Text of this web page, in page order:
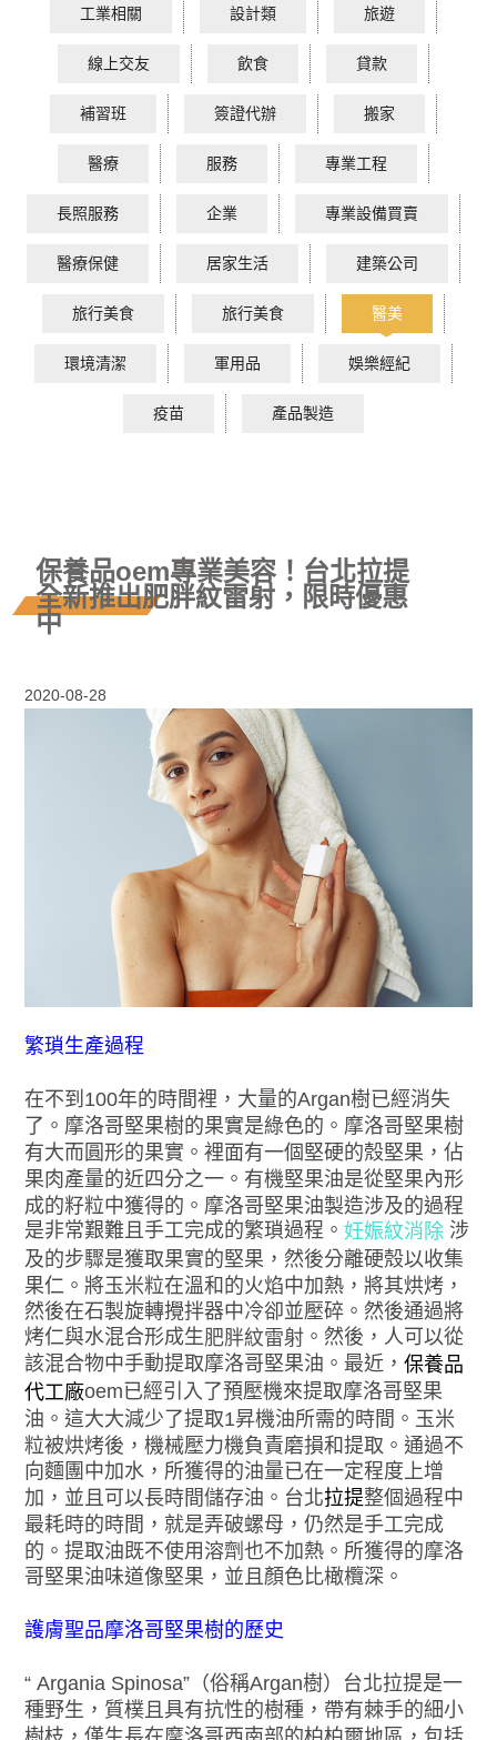
工業相關 設計類 旅遊
線上交友 飲食 貸款
補習班 簽證代辦 搬家
醫療 服務 專業工程
長照服務 企業 專業設備買賣
醫療保健 居家生活 建築公司
旅行美食 旅行美食 醫美
環境清潔 軍用品 娛樂經紀
疫苗 產品製造
保養品oem專業美容！台北拉提
全新推出肥胖紋雷射，限時優惠
中
2020-08-28
繁瑣生產過程
在不到100年的時間裡，大量的Argan樹已經消失
了。摩洛哥堅果樹的果實是綠色的。摩洛哥堅果樹
有大而圓形的果實。裡面有一個堅硬的殼堅果，佔
果肉產量的近四分之一。有機堅果油是從堅果內形
成的籽粒中獲得的。摩洛哥堅果油製造涉及的過程
是非常艱難且手工完成的繁瑣過程。妊娠紋消除 涉
及的步驟是獲取果實的堅果，然後分離硬殼以收集
果仁。將玉米粒在溫和的火焰中加熱，將其烘烤，
然後在石製旋轉攪拌器中冷卻並壓碎。然後通過將
烤仁與水混合形成生肥胖紋雷射 。然後，人可以從
該混合物中手動提取摩洛哥堅果油。最近，保養品
代工廠oem已經引入了預壓機來提取摩洛哥堅果
油。這大大減少了提取1昇機油所需的時間。玉米
粒被烘烤後，機械壓力機負責磨損和提取。通過不
向麵團中加水，所獲得的油量已在一定程度上增
加，並且可以長時間儲存油。台北拉提整個過程中
最耗時的時間，就是弄破螺母，仍然是手工完成
的。提取油既不使用溶劑也不加熱。所獲得的摩洛
哥堅果油味道像堅果，並且顏色比橄欖深。
護膚聖品摩洛哥堅果樹的歷史
“ Argania Spinosa”（俗稱Argan樹）台北拉提是一
種野生，質樸且具有抗性的樹種，帶有棘手的細小